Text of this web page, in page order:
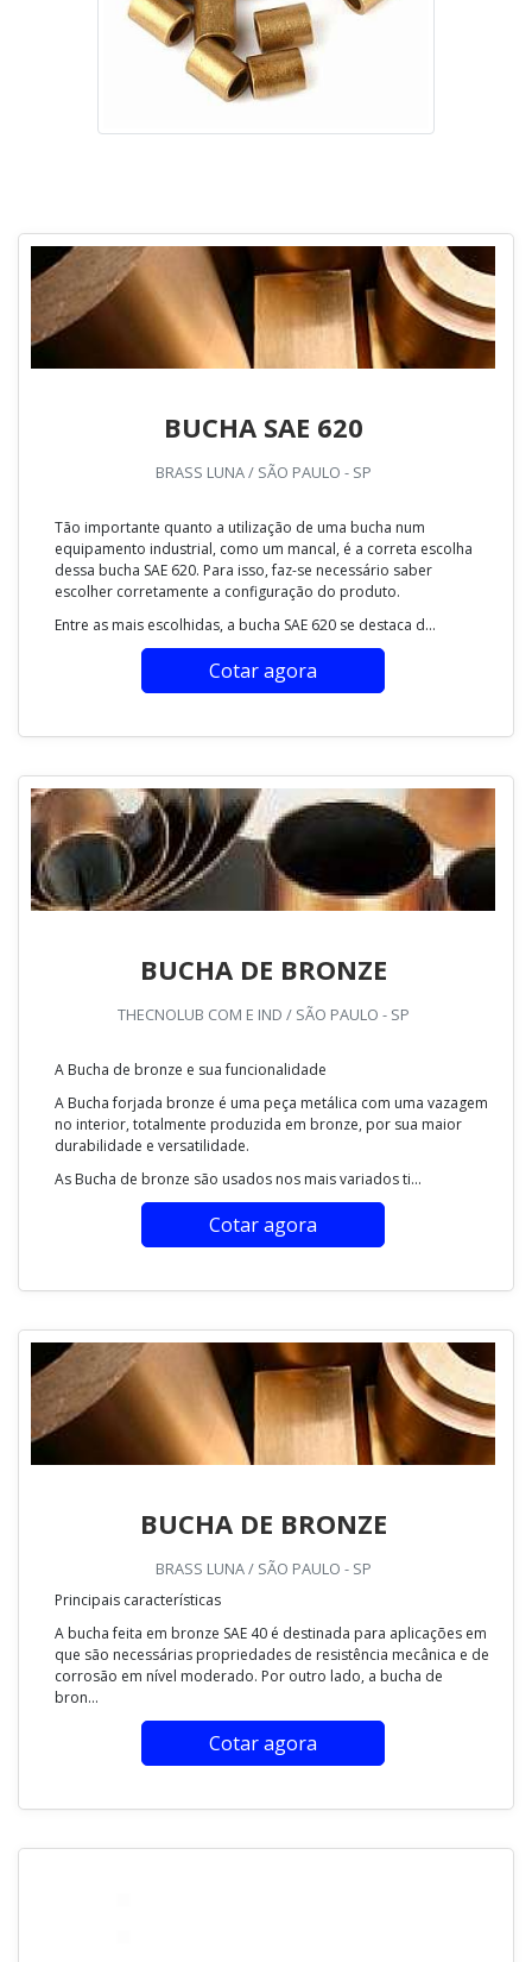
BUCHA SAE 620
BRASS LUNA / SÃO PAULO - SP
Tão importante quanto a utilização de uma bucha num
equipamento industrial, como um mancal, é a correta escolha
dessa bucha SAE 620. Para isso, faz-se necessário saber
escolher corretamente a configuração do produto.
Entre as mais escolhidas, a bucha SAE 620 se destaca d...
Cotar agora
BUCHA DE BRONZE
THECNOLUB COM E IND / SÃO PAULO - SP
A Bucha de bronze e sua funcionalidade
A Bucha forjada bronze é uma peça metálica com uma vazagem
no interior, totalmente produzida em bronze, por sua maior
durabilidade e versatilidade.
As Bucha de bronze são usados nos mais variados ti...
Cotar agora
BUCHA DE BRONZE
BRASS LUNA / SÃO PAULO - SP
Principais características
A bucha feita em bronze SAE 40 é destinada para aplicações em
que são necessárias propriedades de resistência mecânica e de
corrosão em nível moderado. Por outro lado, a bucha de
bron...
Cotar agora